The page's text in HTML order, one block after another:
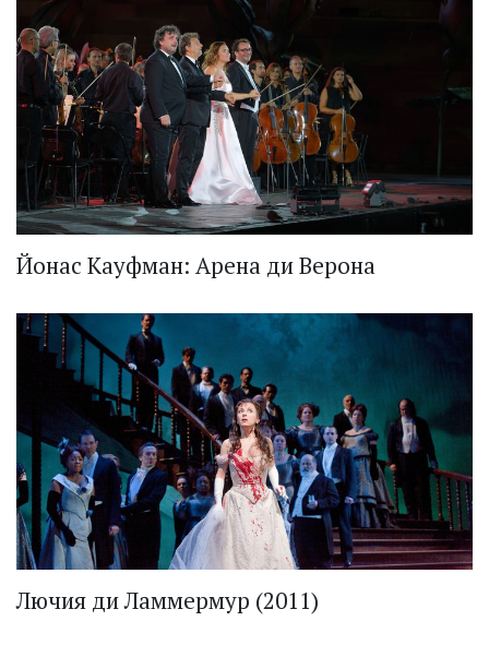
Йонас Кауфман: Арена ди Верона
Лючия ди Ламмермур (2011)